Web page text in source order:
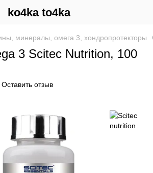
ko4ka to4ka
минералы, омега 3, хондропротекторы
3 Scitec Nutrition, 100
Оставить отзыв